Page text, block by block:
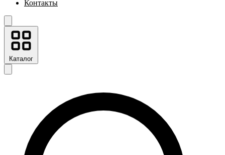
Контакты
Каталог